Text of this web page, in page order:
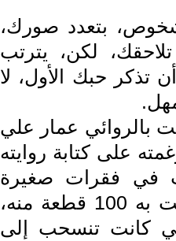
بتعدد صورك،
تلاحقك، لكن، يترتب
حبك الأول، لا
بالروائي عمار علي
على كتابة روايته
في فقرات صغيرة
مرقمة، وكأنها تشي بأن كاتبها، إلتأمت به 100 قطعة منه،
كانت تنسحب إلى